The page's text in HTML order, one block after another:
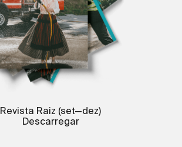
Revista Raiz (set—dez)
Descarregar